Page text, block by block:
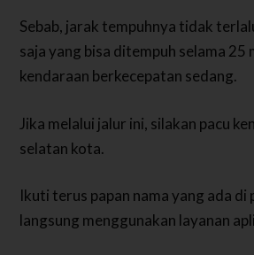
Sebab, jarak tempuhnya tidak
saja yang bisa ditempuh selama 25
kendaraan berkecepatan sedang.
Jika melalui jalur ini, silakan pacu
selatan kota.
Ikuti terus papan nama yang ada di
langsung menggunakan layanan